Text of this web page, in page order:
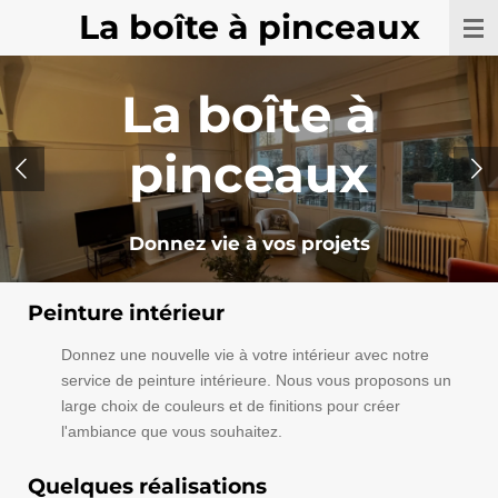
contenu
principal
La boîte à pinceaux
La boîte à
pinceaux
Donnez vie à vos projets
Peinture intérieur
Donnez une nouvelle vie à votre intérieur avec notre
service de peinture intérieure. Nous vous proposons un
large choix de couleurs et de finitions pour créer
l'ambiance que vous souhaitez.
Quelques réalisations